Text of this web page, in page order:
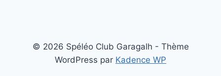
© 2026 Spéléo Club Garagalh - Thème
WordPress par Kadence WP